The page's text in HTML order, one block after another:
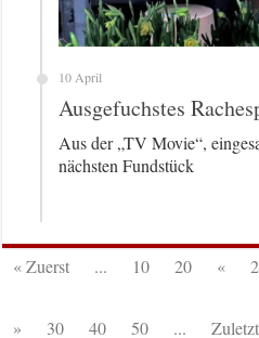
10 April
Ausgefuchstes
Aus der „TV Movie“,
nächsten Fundstück
« Zuerst ... 10 20 «
»
30 40 50 ...